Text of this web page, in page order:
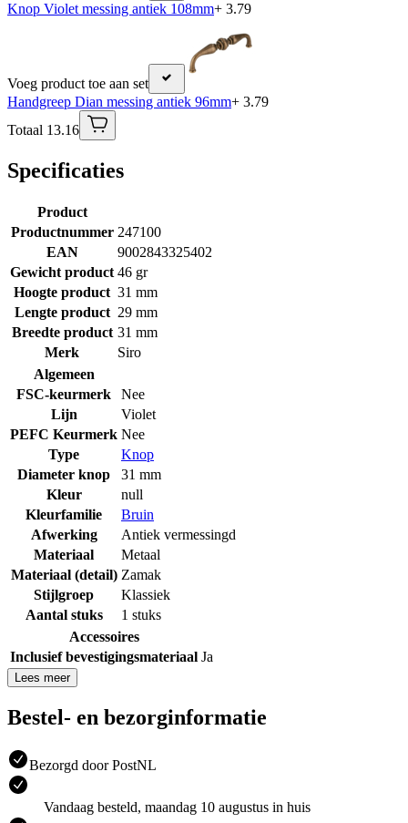
Knop Violet messing antiek 108mm+ 3.79
Voeg product toe aan set
Handgreep Dian messing antiek 96mm+ 3.79
Totaal 13.16
Specificaties
Product
Productnummer 247100
EAN
9002843325402
Gewicht product 46 gr
Hoogte product 31 mm
Lengte product 29 mm
Breedte product 31 mm
Merk
Siro
Algemeen
FSC-keurmerk
Nee
Lijn
Violet
PEFC Keurmerk Nee
Type
Knop
Diameter knop
31 mm
Kleur
null
Kleurfamilie
Bruin
Afwerking
Antiek vermessingd
Materiaal
Metaal
Materiaal (detail) Zamak
Stijlgroep
Klassiek
Aantal stuks
1 stuks
Accessoires
Inclusief bevestigingsmateriaal Ja
Lees meer
Bestel- en bezorginformatie
Bezorgd door PostNL
Vandaag besteld, maandag 10 augustus in huis